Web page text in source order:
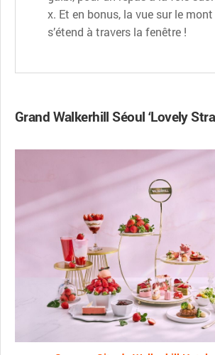
x. Et en bonus, la vue sur le
s’étend à travers la fenêtre !
Grand Walkerhill Séoul ‘Lovely